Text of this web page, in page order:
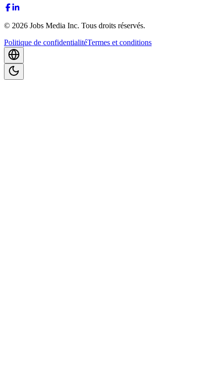
© 2026 Jobs Media Inc. Tous droits réservés.
Politique de confidentialitéTermes et conditions